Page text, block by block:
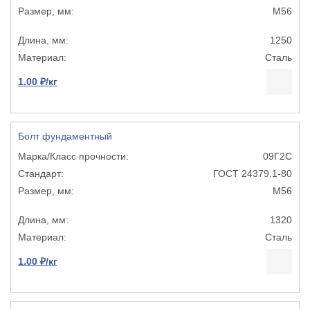
М56
1250
Сталь
1.00 ₽/кг
Болт фундаментный
09Г2С
ГОСТ 24379.1-80
М56
1320
Сталь
1.00 ₽/кг